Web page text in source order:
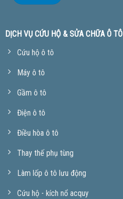
DỊCH VỤ CỨU HỘ & SỬA CHỮA Ô TÔ
Cứu hộ ô tô
Máy ô tô
Gầm ô tô
Điện ô tô
Điều hòa ô tô
Thay thế phụ tùng
Làm lốp ô tô lưu động
Cứu hộ - kích nổ acquy